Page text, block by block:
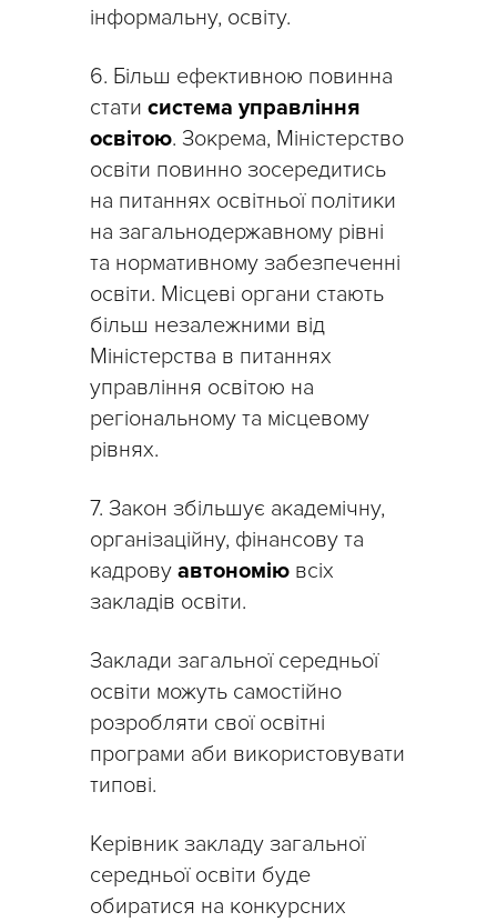
інформальну, освіту.
6. Більш ефективною повинна
стати система управління
освітою. Зокрема, Міністерство
освіти повинно зосередитись
на питаннях освітньої політики
на загальнодержавному рівні
та нормативному забезпеченні
освіти. Місцеві органи стають
більш незалежними від
Міністерства в питаннях
управління освітою на
регіональному та місцевому
рівнях.
7. Закон збільшує академічну,
організаційну, фінансову та
кадрову автономію всіх
закладів освіти.
Заклади загальної середньої
освіти можуть самостійно
розробляти свої освітні
програми аби використовувати
типові.
Керівник закладу загальної
середньої освіти буде
обиратися на конкурсних